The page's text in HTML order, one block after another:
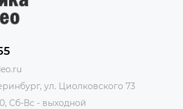
ул. Циолковского 73
Сб-Вс - выходной